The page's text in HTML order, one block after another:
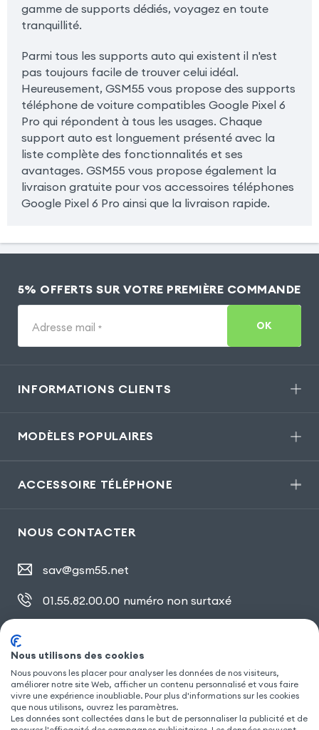
gamme de supports dédiés, voyagez en toute
tranquillité.
Parmi tous les supports auto qui existent il n'est
pas toujours facile de trouver celui idéal.
Heureusement, GSM55 vous propose des supports
téléphone de voiture compatibles Google Pixel 6
Pro qui répondent à tous les usages. Chaque
support auto est longuement présenté avec la
liste complète des fonctionnalités et ses
avantages. GSM55 vous propose également la
livraison gratuite pour vos accessoires téléphones
Google Pixel 6 Pro ainsi que la livraison rapide.
5% OFFERTS SUR VOTRE PREMIÈRE COMMANDE
Adresse mail * OK
INFORMATIONS CLIENTS
MODÈLES POPULAIRES
ACCESSOIRE TÉLÉPHONE
NOUS CONTACTER
sav@gsm55.net
01.55.82.00.00 numéro non surtaxé
SUIVEZ NOUS
Nous utilisons des cookies
Nous pouvons les placer pour analyser les données de nos visiteurs,
améliorer notre site Web, afficher un contenu personnalisé et vous faire
vivre une expérience inoubliable. Pour plus d'informations sur les cookies
que nous utilisons, ouvrez les paramètres.
Les données sont collectées dans le but de personnaliser la publicité et de